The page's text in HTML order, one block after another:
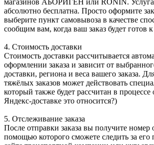
абсолютно бесплатна. Просто оформите
выберите пункт самовывоза в качестве
сообщим вам, когда ваш заказ будет готов
4. Стоимость доставки
Стоимость доставки рассчитывается
оформлении заказа и зависит от
доставки, региона и веса вашего заказа.
тяжёлых заказов может действовать
который также будет рассчитан в
Яндекс-доставке это относится?)
5. Отслеживание заказа
После отправки заказа вы получите номер
помощью которого сможете следить за